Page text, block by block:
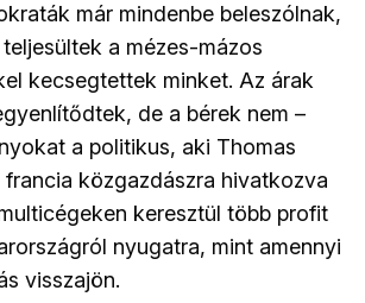
már mindenbe beleszólnak,
a mézes-mázos
kecsegtettek minket. Az árak
de a bérek nem –
a politikus, aki Thomas
francia közgazdászra hivatkozva
keresztül több profit
nyugatra, mint amennyi
visszajön.